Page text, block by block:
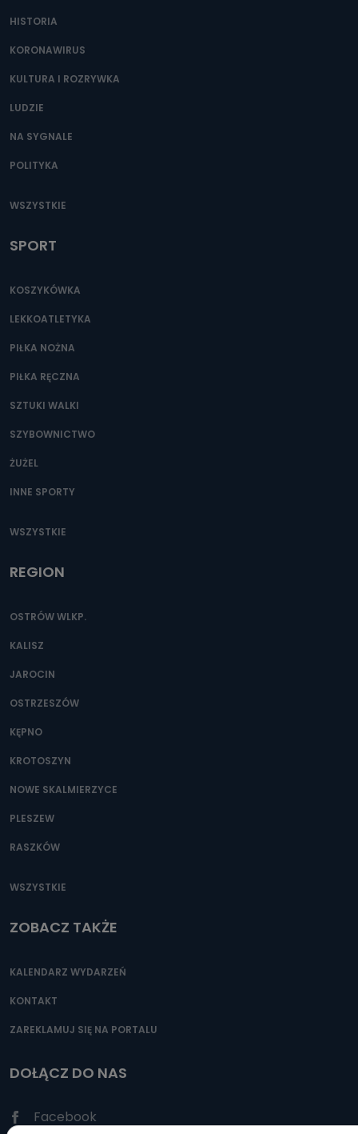
HISTORIA
KORONAWIRUS
KULTURA I ROZRYWKA
LUDZIE
NA SYGNALE
POLITYKA
WSZYSTKIE
SPORT
KOSZYKÓWKA
LEKKOATLETYKA
PIŁKA NOŻNA
PIŁKA RĘCZNA
SZTUKI WALKI
SZYBOWNICTWO
ŻUŻEL
INNE SPORTY
WSZYSTKIE
REGION
OSTRÓW WLKP.
KALISZ
JAROCIN
OSTRZESZÓW
KĘPNO
KROTOSZYN
NOWE SKALMIERZYCE
PLESZEW
RASZKÓW
WSZYSTKIE
ZOBACZ TAKŻE
KALENDARZ WYDARZEŃ
KONTAKT
ZAREKLAMUJ SIĘ NA PORTALU
DOŁĄCZ DO NAS
Facebook